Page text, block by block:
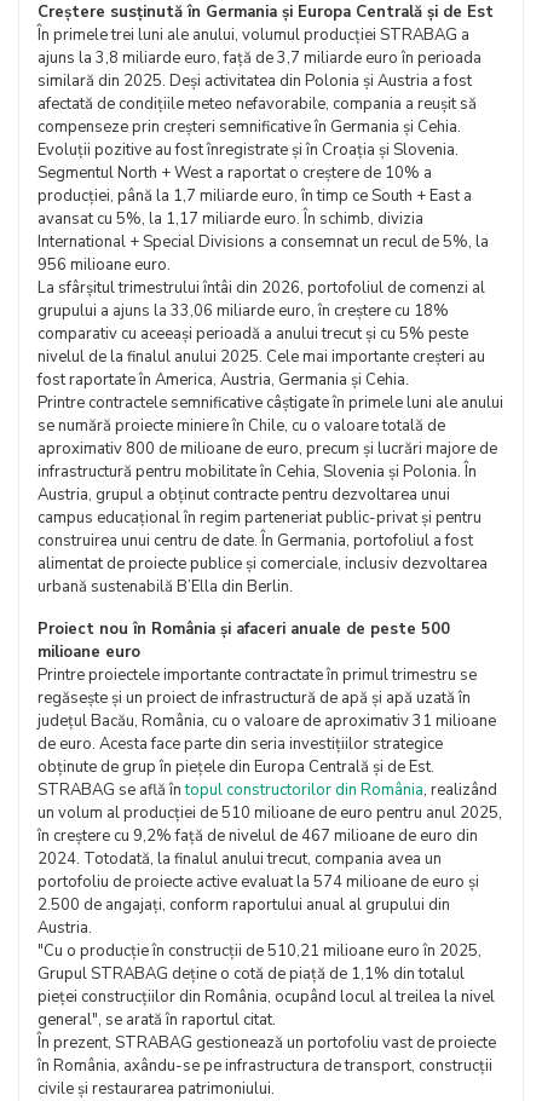
Creștere susținută în Germania și Europa Centrală și de Est
În primele trei luni ale anului, volumul producției STRABAG a
ajuns la 3,8 miliarde euro, față de 3,7 miliarde euro în perioada
similară din 2025. Deși activitatea din Polonia și Austria a fost
afectată de condițiile meteo nefavorabile, compania a reușit să
compenseze prin creșteri semnificative în Germania și Cehia.
Evoluții pozitive au fost înregistrate și în Croația și Slovenia.
Segmentul North + West a raportat o creștere de 10% a
producției, până la 1,7 miliarde euro, în timp ce South + East a
avansat cu 5%, la 1,17 miliarde euro. În schimb, divizia
International + Special Divisions a consemnat un recul de 5%, la
956 milioane euro.
La sfârșitul trimestrului întâi din 2026, portofoliul de comenzi al
grupului a ajuns la 33,06 miliarde euro, în creștere cu 18%
comparativ cu aceeași perioadă a anului trecut și cu 5% peste
nivelul de la finalul anului 2025. Cele mai importante creșteri au
fost raportate în America, Austria, Germania și Cehia.
Printre contractele semnificative câștigate în primele luni ale anului
se numără proiecte miniere în Chile, cu o valoare totală de
aproximativ 800 de milioane de euro, precum și lucrări majore de
infrastructură pentru mobilitate în Cehia, Slovenia și Polonia. În
Austria, grupul a obținut contracte pentru dezvoltarea unui
campus educațional în regim parteneriat public-privat și pentru
construirea unui centru de date. În Germania, portofoliul a fost
alimentat de proiecte publice și comerciale, inclusiv dezvoltarea
urbană sustenabilă B’Ella din Berlin.
Proiect nou în România și afaceri anuale de peste 500
milioane euro
Printre proiectele importante contractate în primul trimestru se
regăsește și un proiect de infrastructură de apă și apă uzată în
județul Bacău, România, cu o valoare de aproximativ 31 milioane
de euro. Acesta face parte din seria investițiilor strategice
obținute de grup în piețele din Europa Centrală și de Est.
STRABAG se află întopul constructorilor din România, realizând
un volum al producției de 510 milioane de euro pentru anul 2025,
în creștere cu 9,2% față de nivelul de 467 milioane de euro din
2024. Totodată, la finalul anului trecut, compania avea un
portofoliu de proiecte active evaluat la 574 milioane de euro și
2.500 de angajați, conform raportului anual al grupului din
Austria.
"Cu o producție în construcții de 510,21 milioane euro în 2025,
Grupul STRABAG deține o cotă de piață de 1,1% din totalul
pieței construcțiilor din România, ocupând locul al treilea la nivel
general", se arată în raportul citat.
În prezent, STRABAG gestionează un portofoliu vast de proiecte
în România, axându-se pe infrastructura de transport, construcții
civile și restaurarea patrimoniului.